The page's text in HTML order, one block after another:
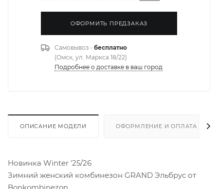
ОФОРМИТЬ ПРЕДЗАКАЗ
Самовывоз - бесплатно
(Омск, ул. Маркса 18/22)
Подробнее о доставке в ваш город
ОПИСАНИЕ МОДЕЛИ ОФОРМЛЕНИЕ И ОПЛАТА
Новинка Winter '25/26
Зимний женский комбинезон GRAND Эльбрус от
Bonkombinezon